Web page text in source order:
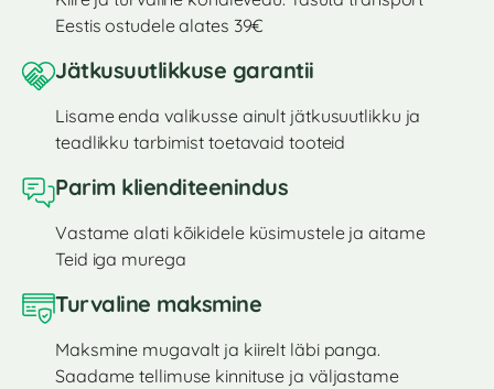
Eestis ostudele alates 39€
Jätkusuutlikkuse garantii
Lisame enda valikusse ainult jätkusuutlikku ja
teadlikku tarbimist toetavaid tooteid
Parim klienditeenindus
Vastame alati kõikidele küsimustele ja aitame
Teid iga murega
Turvaline maksmine
Maksmine mugavalt ja kiirelt läbi panga.
Saadame tellimuse kinnituse ja väljastame